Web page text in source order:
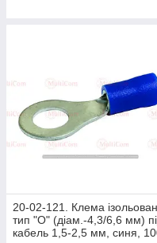
20-02-121. Клема
тип "О" (діам.-4,3/6,6 мм)
кабель 1,5-2,5 мм, синя,